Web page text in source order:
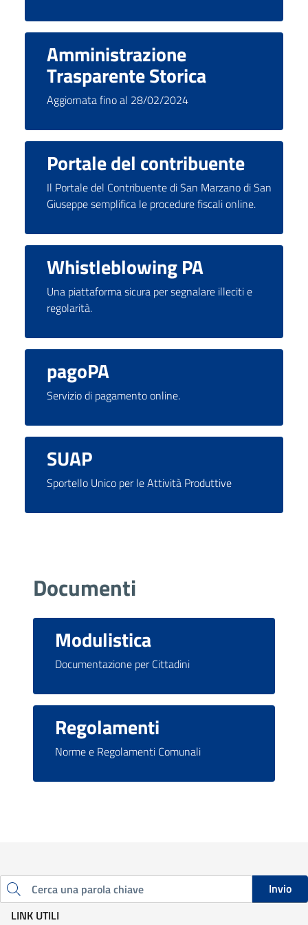
Amministrazione
Trasparente Storica
Aggiornata fino al 28/02/2024
Portale del contribuente
Il Portale del Contribuente di San Marzano di San
Giuseppe semplifica le procedure fiscali online.
Whistleblowing PA
Una piattaforma sicura per segnalare illeciti e
regolarità.
pagoPA
Servizio di pagamento online.
SUAP
Sportello Unico per le Attività Produttive
Documenti
Modulistica
Documentazione per Cittadini
Regolamenti
Norme e Regolamenti Comunali
Cerca una parola chiave
Invio
LINK UTILI